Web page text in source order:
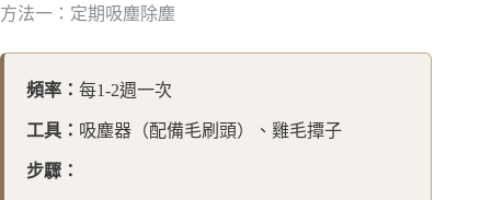
方法一：定期吸塵除塵
頻率： 每1-2週一次
工具： 吸塵器（配備毛刷頭）、雞毛撢子
步驟：